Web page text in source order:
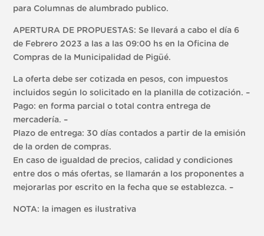
para Columnas de alumbrado publico.
APERTURA DE PROPUESTAS: Se llevará a cabo el día 6
de Febrero 2023 a las a las 09:00 hs en la Oficina de
Compras de la Municipalidad de Pigüé.
La oferta debe ser cotizada en pesos, con impuestos
incluidos según lo solicitado en la planilla de cotización. –
Pago: en forma parcial o total contra entrega de
mercadería. –
Plazo de entrega: 30 días contados a partir de la emisión
de la orden de compras.
En caso de igualdad de precios, calidad y condiciones
entre dos o más ofertas, se llamarán a los proponentes a
mejorarlas por escrito en la fecha que se establezca. –
NOTA: la imagen es ilustrativa